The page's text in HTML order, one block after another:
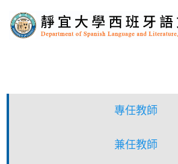
到
主
專任教師
兼任教師